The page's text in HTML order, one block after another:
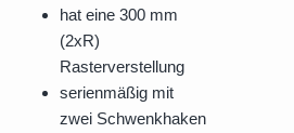
hat eine 300 mm
(2xR)
Rasterverstellung
serienmäßig mit
zwei Schwenkhaken